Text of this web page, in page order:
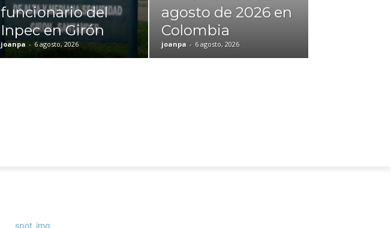
funcionario del
Inpec en Girón
joanpa - 6 agosto, 2026
agosto de 2026 en
Colombia
joanpa - 6 agosto, 2026